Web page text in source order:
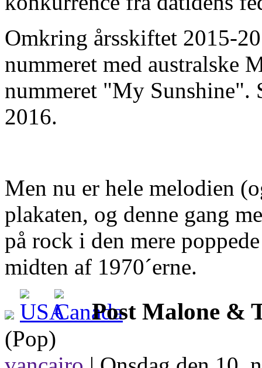
Omkring årsskiftet 2015-
nummeret med australske
nummeret "My Sunshine".
2016.
Men nu er hele melodien
plakaten, og denne gang
på rock i den mere
midten af 1970´erne.
Post Malone &
(Pop)